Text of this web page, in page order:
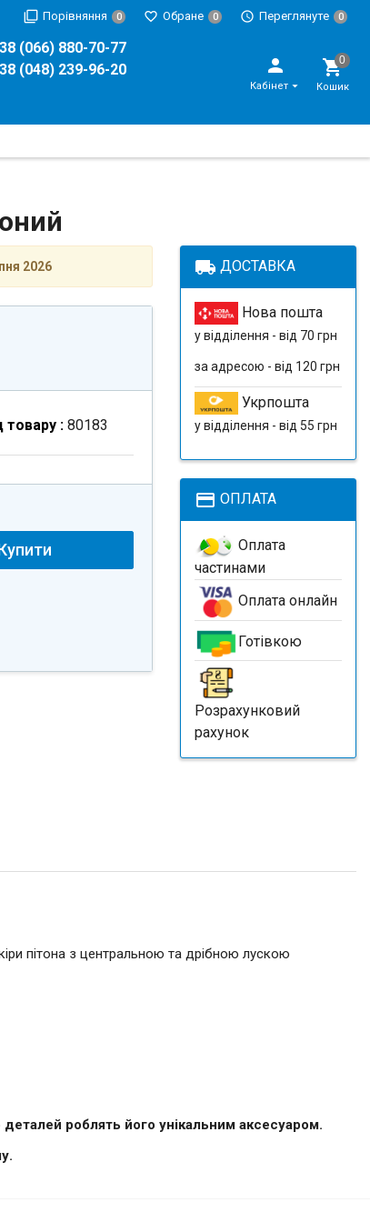
Порівняння 0 Обране 0 Переглянуте 0
(066) 880-70-77
(048) 239-96-20
Кабінет Кошик
2026
товару : 80183
local_shipping ДОСТАВКА
Нова пошта
у відділення - від 70 грн
за адресою - від 120 грн
Укрпошта
у відділення - від 55 грн
payment ОПЛАТА
Оплата
частинами
Оплата онлайн
Готівкою
Розрахунковий
рахунок
пітона з центральною та дрібною лускою
роблять його унікальним аксесуаром.